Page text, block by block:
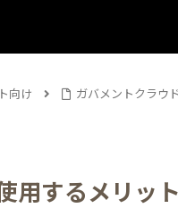
向け
ガバメントクラウ
用するメリッ